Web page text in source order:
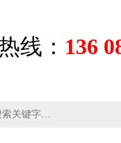
线： 136